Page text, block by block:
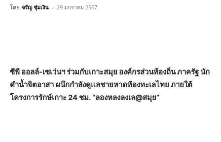
โดย จรัญ ชุ่มเงิน - 29 มกราคม 2567
ซีพี ออลล์-เซเว่นฯ ร่วมกับเกาะสมุย องค์กรส่วนท้องถิ่น ภาครัฐ นัก
ดำน้ำจิตอาสา ผนึกกำลังดูแลชายหาดท้องทะเลไทย ภายใต้
โครงการรักษ์เกาะ24 ชม. “ลองหลงลงเล@สมุย”